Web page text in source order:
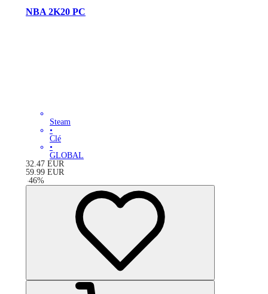
NBA 2K20 PC
Steam
•
Clé
•
GLOBAL
32.47 EUR
59.99 EUR
-46%